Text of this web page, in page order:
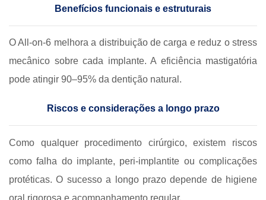
Benefícios funcionais e estruturais
O All-on-6 melhora a distribuição de carga e reduz o stress
mecânico sobre cada implante. A eficiência mastigatória
pode atingir 90–95% da dentição natural.
Riscos e considerações a longo prazo
Como qualquer procedimento cirúrgico, existem riscos
como falha do implante, peri-implantite ou complicações
protéticas. O sucesso a longo prazo depende de higiene
oral rigorosa e acompanhamento regular.